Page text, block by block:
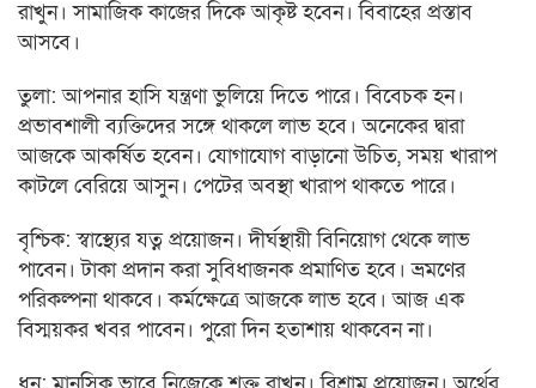
রাখুন। সামাজিক কাজের দিকে আকৃষ্ট হবেন। বিবাহের প্রস্তাব
আসবে।
তুলা: আপনার হাসি যন্ত্রণা ভুলিয়ে দিতে পারে। বিবেচক হন।
প্রভাবশালী ব্যক্তিদের সঙ্গে থাকলে লাভ হবে। অনেকের দ্বারা
আজকে আকর্ষিত হবেন। যোগাযোগ বাড়ানো উচিত, সময় খারাপ
কাটলে বেরিয়ে আসুন। পেটের অবস্থা খারাপ থাকতে পারে।
বৃশ্চিক: স্বাস্থ্যের যত্ন প্রয়োজন। দীর্ঘস্থায়ী বিনিয়োগ থেকে লাভ
পাবেন। টাকা প্রদান করা সুবিধাজনক প্রমাণিত হবে। ভ্রমণের
পরিকল্পনা থাকবে। কর্মক্ষেত্রে আজকে লাভ হবে। আজ এক
বিস্ময়কর খবর পাবেন। পুরো দিন হতাশায় থাকবেন না।